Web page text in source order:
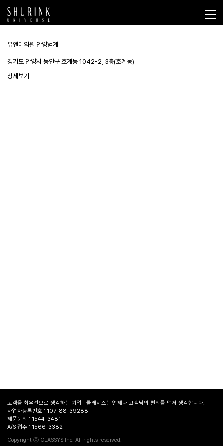
유앤미의원 안양범계
경기도 안양시 동안구 호계동 1042-2, 3층(호계동)
상세보기
고객을 최우선으로 생각하는 기업 | 클래시스는 언제나 고객님의 편의를 먼저 생각합니다.
사업자등록번호 : 107-88-39288
제품문의 : 1544-3481
A/S 접수 : 1566-3382
Copyright ⓒ CLASSYS Inc. All rights reserved.